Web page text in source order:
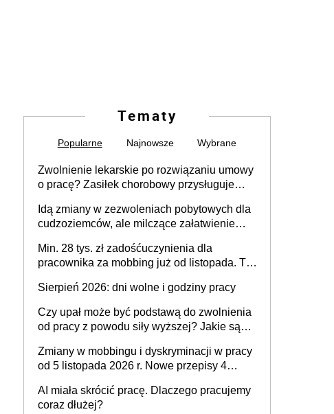
Tematy
Popularne Najnowsze Wybrane
Zwolnienie lekarskie po rozwiązaniu umowy
o pracę? Zasiłek chorobowy przysługuje
dni od ustania stosunku pracy
Idą zmiany w zezwoleniach pobytowych dla
cudzoziemców, ale milczące załatwienie
Min. 28 tys. zł zadośćuczynienia dla
pracownika za mobbing już od listopada. To
zespołu
Sierpień 2026: dni wolne i godziny pracy
Czy upał może być podstawą do zwolnienia
od pracy z powodu siły wyższej? Jakie są
Zmiany w mobbingu i dyskryminacji w pracy
od 5 listopada 2026 r. Nowe przepisy 4
Ustaw
AI miała skrócić pracę. Dlaczego pracujemy
coraz dłużej?